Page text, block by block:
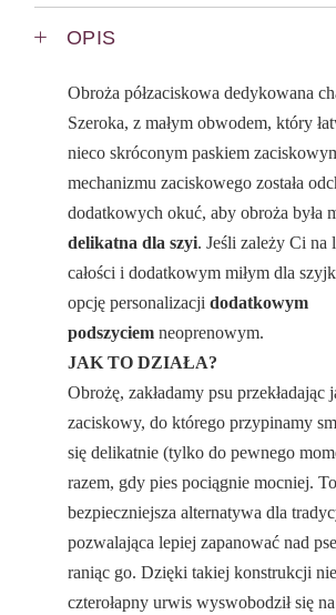
OPIS
Obroża półzaciskowa dedykowana
Szeroka, z małym obwodem, który
nieco skróconym paskiem
mechanizmu zaciskowego została
dodatkowych okuć, aby obroża była
delikatna dla szyi. Jeśli zależy Ci na
całości i dodatkowym miłym dla
opcję personalizacjidodatkowym
podszyciem neoprenowym.
JAK TO DZIAŁA?
Obrożę, zakładamy psu przekładając
zaciskowy, do którego przypinamy
się delikatnie (tylko do pewnego
razem, gdy pies pociągnie mocniej.
bezpieczniejsza alternatywa dla
pozwalająca lepiej zapanować nad
raniąc go. Dzięki takiej konstrukcji
czterołapny urwis wyswobodził się